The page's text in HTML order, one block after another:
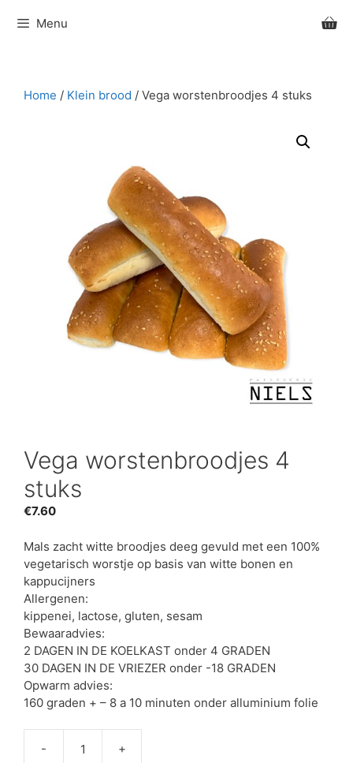
naar
Menu
Home / Klein brood / Vega worstenbroodjes 4 stuks
Vega worstenbroodjes 4
stuks
€7.60
Mals zacht witte broodjes deeg gevuld met een 100%
vegetarisch worstje op basis van witte bonen en
kappucijners
Allergenen:
kippenei, lactose, gluten, sesam
Bewaaradvies:
2 DAGEN IN DE KOELKAST onder 4 GRADEN
30 DAGEN IN DE VRIEZER onder -18 GRADEN
Opwarm advies:
160 graden + – 8 a 10 minuten onder alluminium folie
- +